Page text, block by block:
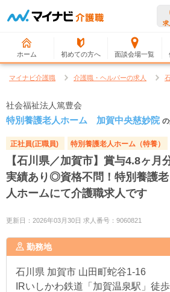
求
ホーム 初めての方へ 面談会場一覧
マイナビ介護職 介護職・ヘルパーの求人
社会福祉法人篤豊会
特別養護老人ホーム 加賀中央慈妙院
正社員(正職員) 特別養護老人ホーム（特養）
【石川県／加賀市】賞与4.8ヶ月
実績あり◎資格不問！特別養護老
人ホームにて介護職求人です
更新日：2026年03月30日 求人番号：9060821
勤務地
石川県 加賀市 山田町蛇谷1‐16
IRいしかわ鉄道「加賀温泉駅」徒